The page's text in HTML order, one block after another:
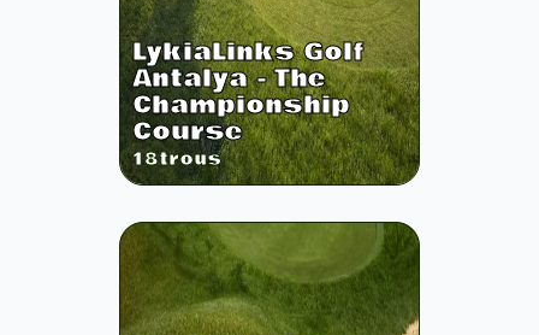
LykiaLinks Golf
Antalya - The
Championship
Course
18trous